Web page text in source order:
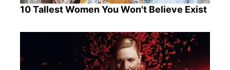
10 Tallest Women You Won't Believe Exist